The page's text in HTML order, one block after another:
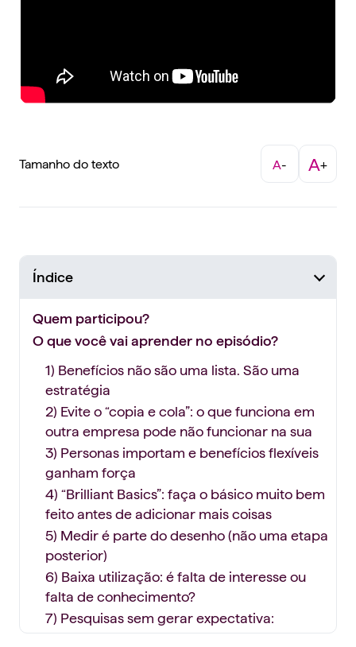
Tamanho do texto A- A+
Índice
Quem participou?
O que você vai aprender no episódio?
1) Benefícios não são uma lista. São uma
estratégia
2) Evite o “copia e cola”: o que funciona em
outra empresa pode não funcionar na sua
3) Personas importam e benefícios flexíveis
ganham força
4) “Brilliant Basics”: faça o básico muito bem
feito antes de adicionar mais coisas
5) Medir é parte do desenho (não uma etapa
posterior)
6) Baixa utilização: é falta de interesse ou
falta de conhecimento?
7) Pesquisas sem gerar expectativa:
pergunte melhor